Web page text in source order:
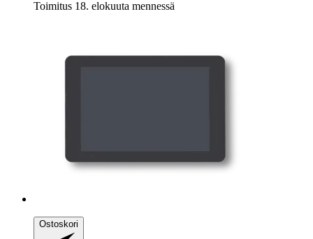
Toimitus 18. elokuuta mennessä
Ostoskori